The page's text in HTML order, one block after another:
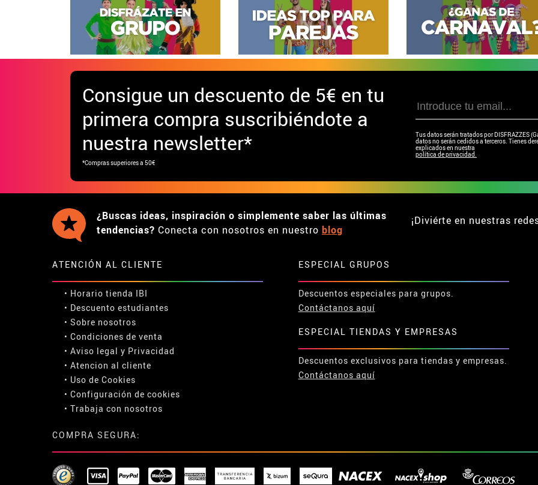
Consigue un descuento de 5€ en tu
primera compra suscribiéndote a
nuestra newsletter*
*Compras superiores a 50€
Tus datos serán tratados por DISFRAZZES
datos no serán cedidos a terceros. Tienes
explicados en nuestra
política de privacidad.
¿Buscas ideas, inspiración o simplemente saber las últimas
tendencias? Conecta con nosotros en nuestro blog
¡Diviérte en nuestras
ATENCIÓN AL CLIENTE
• Horario tienda IBI
• Descuento estudiantes
• Sobre nosotros
• Condiciones de venta
• Aviso legal y Privacidad
• Atencion al cliente
• Uso de Cookies
• Configuración de cookies
• Trabaja con nosotros
ESPECIAL GRUPOS
Descuentos especiales para grupos.
Contáctanos aquí
ESPECIAL TIENDAS Y EMPRESAS
Descuentos exclusivos para tiendas y empresas.
Contáctanos aquí
COMPRA SEGURA: